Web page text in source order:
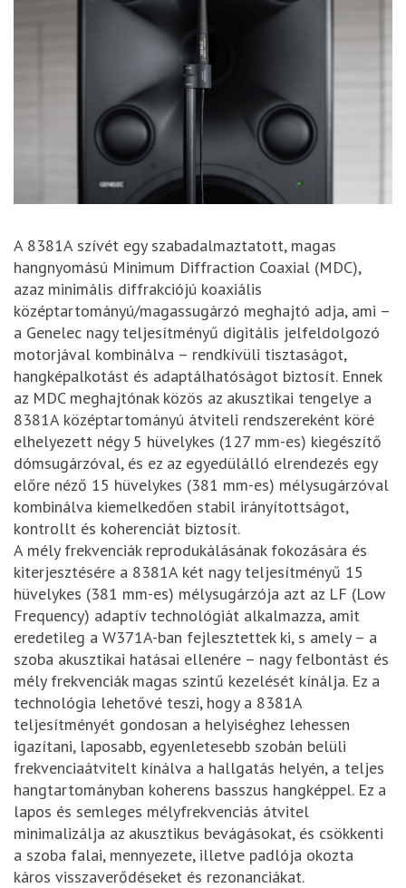
A 8381A szívét egy szabadalmaztatott, magas
hangnyomású Minimum Diffraction Coaxial (MDC),
azaz minimális diffrakciójú koaxiális
középtartományú/magassugárzó meghajtó adja, ami –
a Genelec nagy teljesítményű digitális jelfeldolgozó
motorjával kombinálva – rendkívüli tisztaságot,
hangképalkotást és adaptálhatóságot biztosít. Ennek
az MDC meghajtónak közös az akusztikai tengelye a
8381A középtartományú átviteli rendszereként köré
elhelyezett négy 5 hüvelykes (127 mm-es) kiegészítő
dómsugárzóval, és ez az egyedülálló elrendezés egy
előre néző 15 hüvelykes (381 mm-es) mélysugárzóval
kombinálva kiemelkedően stabil irányítottságot,
kontrollt és koherenciát biztosít.
A mély frekvenciák reprodukálásának fokozására és
kiterjesztésére a 8381A két nagy teljesítményű 15
hüvelykes (381 mm-es) mélysugárzója azt az LF (Low
Frequency) adaptív technológiát alkalmazza, amit
eredetileg a W371A-ban fejlesztettek ki, s amely – a
szoba akusztikai hatásai ellenére – nagy felbontást és
mély frekvenciák magas szintű kezelését kínálja. Ez a
technológia lehetővé teszi, hogy a 8381A
teljesítményét gondosan a helyiséghez lehessen
igazítani, laposabb, egyenletesebb szobán belüli
frekvenciaátvitelt kínálva a hallgatás helyén, a teljes
hangtartományban koherens basszus hangképpel. Ez a
lapos és semleges mélyfrekvenciás átvitel
minimalizálja az akusztikus bevágásokat, és csökkenti
a szoba falai, mennyezete, illetve padlója okozta
káros visszaverődéseket és rezonanciákat.